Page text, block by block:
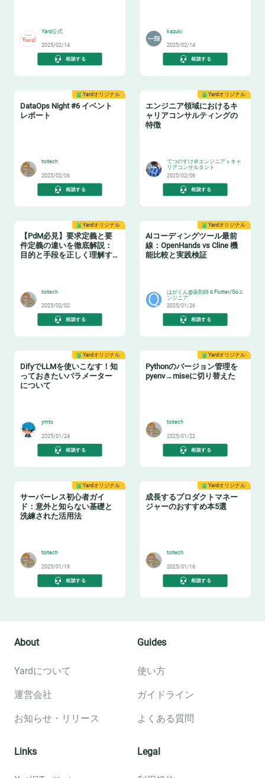
Yard公式
2025/02/14
相談する
kazuki
2025/02/14
相談する
Yardオリジナル
DataOps Night #6 イベント
レポート
toitech
2025/02/06
相談する
Yardオリジナル
エンジニア領域におけるキ
ャリアコンサルティングの
特徴
てつのすけ＠エンジニアｘキャ
リアコンサルタント
2025/02/06
相談する
Yardオリジナル
【PdM必見】要求定義と要
件定義の違いを徹底解説：
目的と手段を正しく理解す
toitech
2025/02/02
相談する
Yardオリジナル
AIコーディングツール最前
線：OpenHands vs Cline 機
能比較と実践検証
はがくん@薬剤師＆Flutter/Goエ
ンジニア
2025/01/26
相談する
Yardオリジナル
DifyでLLMを使いこなす！知
っておきたいパラメーター
について
ymto
2025/01/24
相談する
Yardオリジナル
Pythonのバージョン管理を
pyenv→miseに切り替えた
toitech
2025/01/22
相談する
Yardオリジナル
サーバーレス初心者ガイ
ド：意外と知らない基礎と
洗練された活用法
toitech
2025/01/19
相談する
Yardオリジナル
成長するプロダクトマネー
ジャーのおすすめ本5選
toitech
2025/01/16
相談する
About
Yardについて
運営会社
お知らせ・リリース
Guides
使い方
ガイドライン
よくある質問
Links Legal